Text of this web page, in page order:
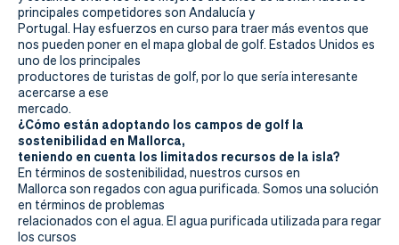
principales competidores son Andalucía y
Portugal. Hay esfuerzos en curso para traer más eventos que
nos pueden poner en el mapa global de golf. Estados Unidos es
uno de los principales
productores de turistas de golf, por lo que sería interesante
acercarse a ese
mercado.
¿Cómo están adoptando los campos de golf la
sostenibilidad en Mallorca,
teniendo en cuenta los limitados recursos de la isla?
En términos de sostenibilidad, nuestros cursos en
Mallorca son regados con agua purificada. Somos una solución
en términos de problemas
relacionados con el agua. El agua purificada utilizada para regar
los cursos